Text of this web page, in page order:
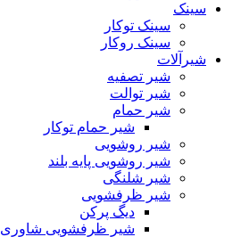
سینک
سینک توکار
سینک روکار
شیرآلات
شیر تصفیه
شیر توالت
شیر حمام
شیر حمام توکار
شیر روشویی
شیر روشویی پایه بلند
شیر شلنگی
شیر ظرفشویی
دیگ پرکن
شیر ظرفشویی شاوری